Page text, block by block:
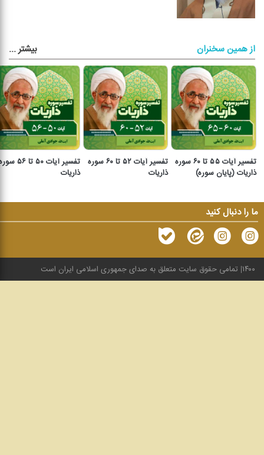
از همین سخنران بیشتر...
تفسیر آیات ۵۵ تا ۶۰ سوره
ذاریات (پایان سوره)
تفسیر آیات ۵۲ تا ۶۰ سوره
ذاریات
تفسیر آیات ۵۰ تا ۵۶
ذاریات
ما را دنبال کنید
۱۴۰۰ تمامی حقوق سایت متعلق به صدای جمهوری اسلامی ایران است